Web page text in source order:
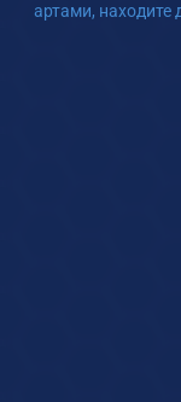
артами, находите